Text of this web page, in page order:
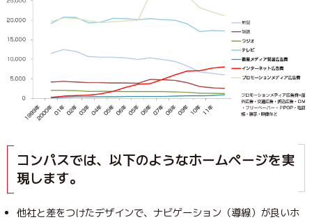
コンパスでは、以下のようなホームページを実
現します。
他社と差をつけたデザインで、ナビゲーション（導線）が良いホ